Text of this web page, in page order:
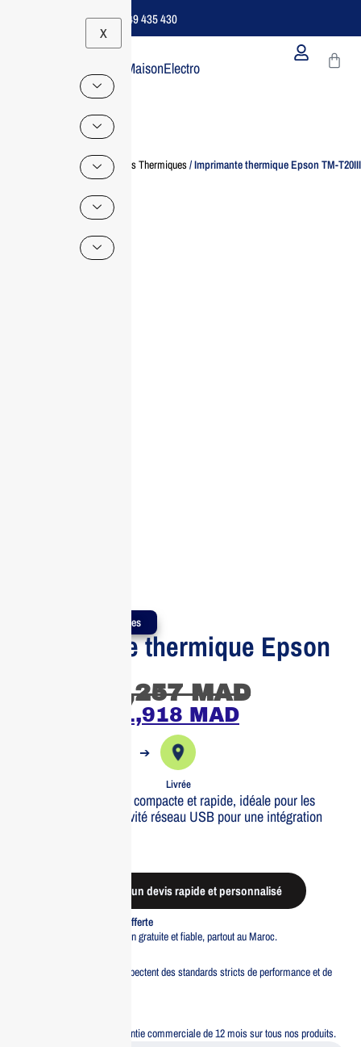
Support B2B Dédié | 06 49 435 430
X
MaisonElectro
/ Imprimantes Thermiques/ Imprimante thermique Epson TM-T20III
Produits Authentiques
Imprimante thermique Epson
2,257MAD
1,918 MAD
➔
Livrée
Imprimante thermique compacte et rapide, idéale pour les
commerces. Connectivité réseau USB pour une intégration
Demander un devis rapide et personnalisé
Livraison standard offerte
Profitez d’une livraison gratuite et fiable, partout au Maroc.
Tous nos produits respectent des standards stricts de performance et de
Bénéficiez d’une garantie commerciale de 12 mois sur tous nos produits.